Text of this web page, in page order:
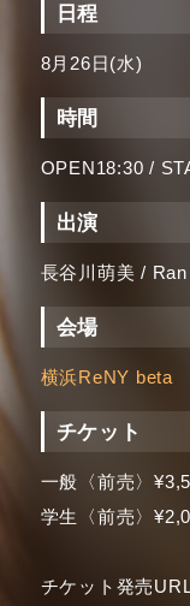
日程
8月26日(水)
時間
OPEN18:30 /
出演
長谷川萌美 /
会場
横浜ReNY beta
チケット
一般〈前売〉
学生〈前売〉
チケット発売